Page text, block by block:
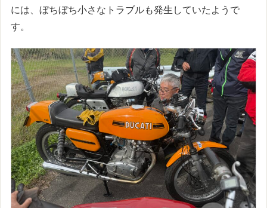
には、ぼちぼち小さなトラブルも発生していたようで
す。